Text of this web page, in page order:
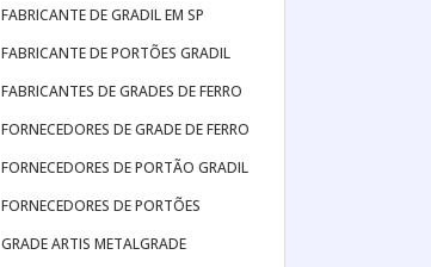
FABRICANTE DE GRADIL EM SP
FABRICANTE DE PORTÕES GRADIL
FABRICANTES DE GRADES DE FERRO
FORNECEDORES DE GRADE DE FERRO
FORNECEDORES DE PORTÃO GRADIL
FORNECEDORES DE PORTÕES
GRADE ARTIS METALGRADE